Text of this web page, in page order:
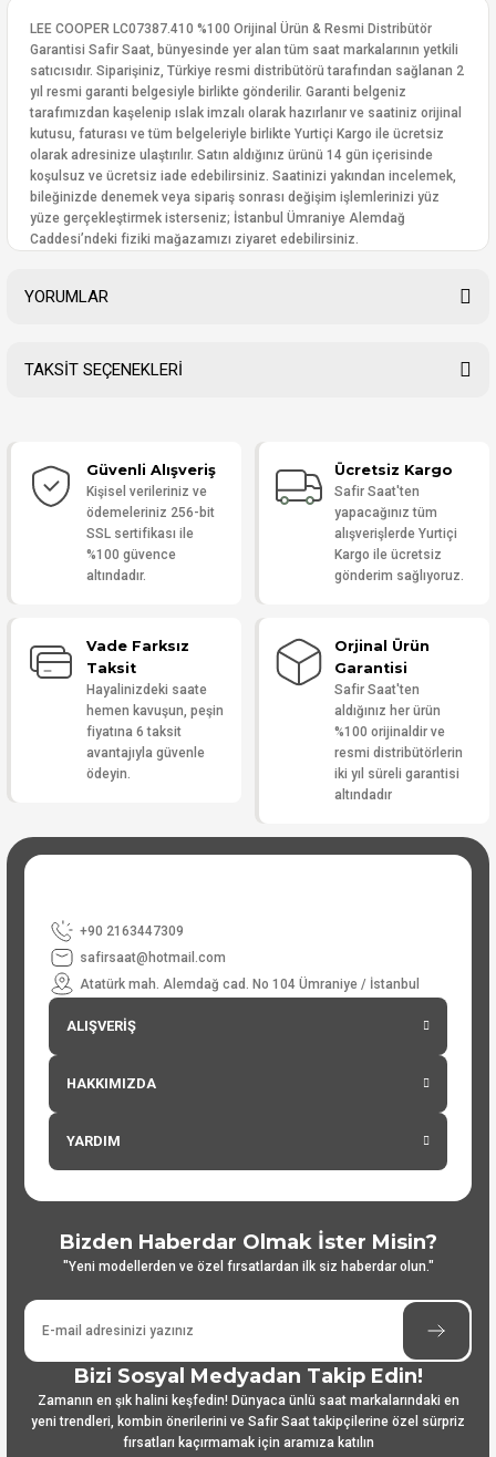
LEE COOPER LC07387.410 %100 Orijinal Ürün & Resmi Distribütör
Garantisi Safir Saat, bünyesinde yer alan tüm saat markalarının yetkili
satıcısıdır. Siparişiniz, Türkiye resmi distribütörü tarafından sağlanan 2
yıl resmi garanti belgesiyle birlikte gönderilir. Garanti belgeniz
tarafımızdan kaşelenip ıslak imzalı olarak hazırlanır ve saatiniz orijinal
kutusu, faturası ve tüm belgeleriyle birlikte Yurtiçi Kargo ile ücretsiz
olarak adresinize ulaştırılır. Satın aldığınız ürünü 14 gün içerisinde
koşulsuz ve ücretsiz iade edebilirsiniz. Saatinizi yakından incelemek,
bileğinizde denemek veya sipariş sonrası değişim işlemlerinizi yüz
yüze gerçekleştirmek isterseniz; İstanbul Ümraniye Alemdağ
Caddesi’ndeki fiziki mağazamızı ziyaret edebilirsiniz.
YORUMLAR
Yorum Yaz
TAKSİT SEÇENEKLERİ
Güvenli Alışveriş
Kişisel verileriniz ve
ödemeleriniz 256-bit
SSL sertifikası ile
%100 güvence
altındadır.
Ücretsiz Kargo
Safir Saat'ten
yapacağınız tüm
alışverişlerde Yurtiçi
Kargo ile ücretsiz
gönderim sağlıyoruz.
Vade Farksız
Taksit
Hayalinizdeki saate
hemen kavuşun, peşin
fiyatına 6 taksit
avantajıyla güvenle
ödeyin.
Orjinal Ürün
Garantisi
Safir Saat'ten
aldığınız her ürün
%100 orijinaldir ve
resmi distribütörlerin
iki yıl süreli garantisi
altındadır
+90 2163447309
safirsaat@hotmail.com
Atatürk mah. Alemdağ cad. No 104 Ümraniye / İstanbul
ALIŞVERİŞ
HAKKIMIZDA
YARDIM
Bizden Haberdar Olmak İster Misin?
"Yeni modellerden ve özel fırsatlardan ilk siz haberdar olun."
Bizi Sosyal Medyadan Takip Edin!
Zamanın en şık halini keşfedin! Dünyaca ünlü saat markalarındaki en
yeni trendleri, kombin önerilerini ve Safir Saat takipçilerine özel sürpriz
fırsatları kaçırmamak için aramıza katılın